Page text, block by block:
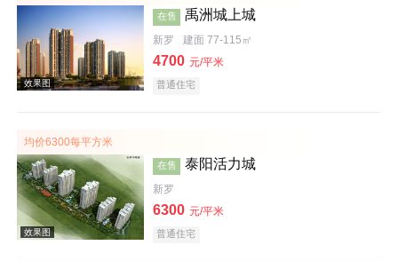
在售 禹洲城上城
新罗 建面 77-115㎡
4700 元/平米
普通住宅
均价6300每平方米
在售 泰阳活力城
新罗
6300 元/平米
普通住宅